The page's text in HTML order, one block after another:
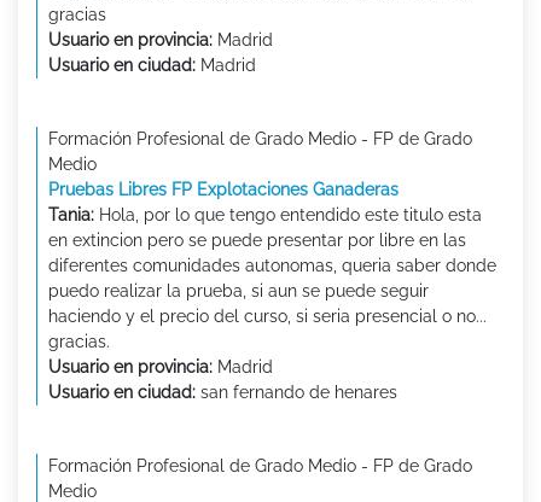
gracias
Usuario en provincia: Madrid
Usuario en ciudad: Madrid
Formación Profesional de Grado Medio - FP de Grado
Medio
Pruebas Libres FP Explotaciones Ganaderas
Tania: Hola, por lo que tengo entendido este titulo esta
en extincion pero se puede presentar por libre en las
diferentes comunidades autonomas, queria saber donde
puedo realizar la prueba, si aun se puede seguir
haciendo y el precio del curso, si seria presencial o no...
gracias.
Usuario en provincia: Madrid
Usuario en ciudad: san fernando de henares
Formación Profesional de Grado Medio - FP de Grado
Medio